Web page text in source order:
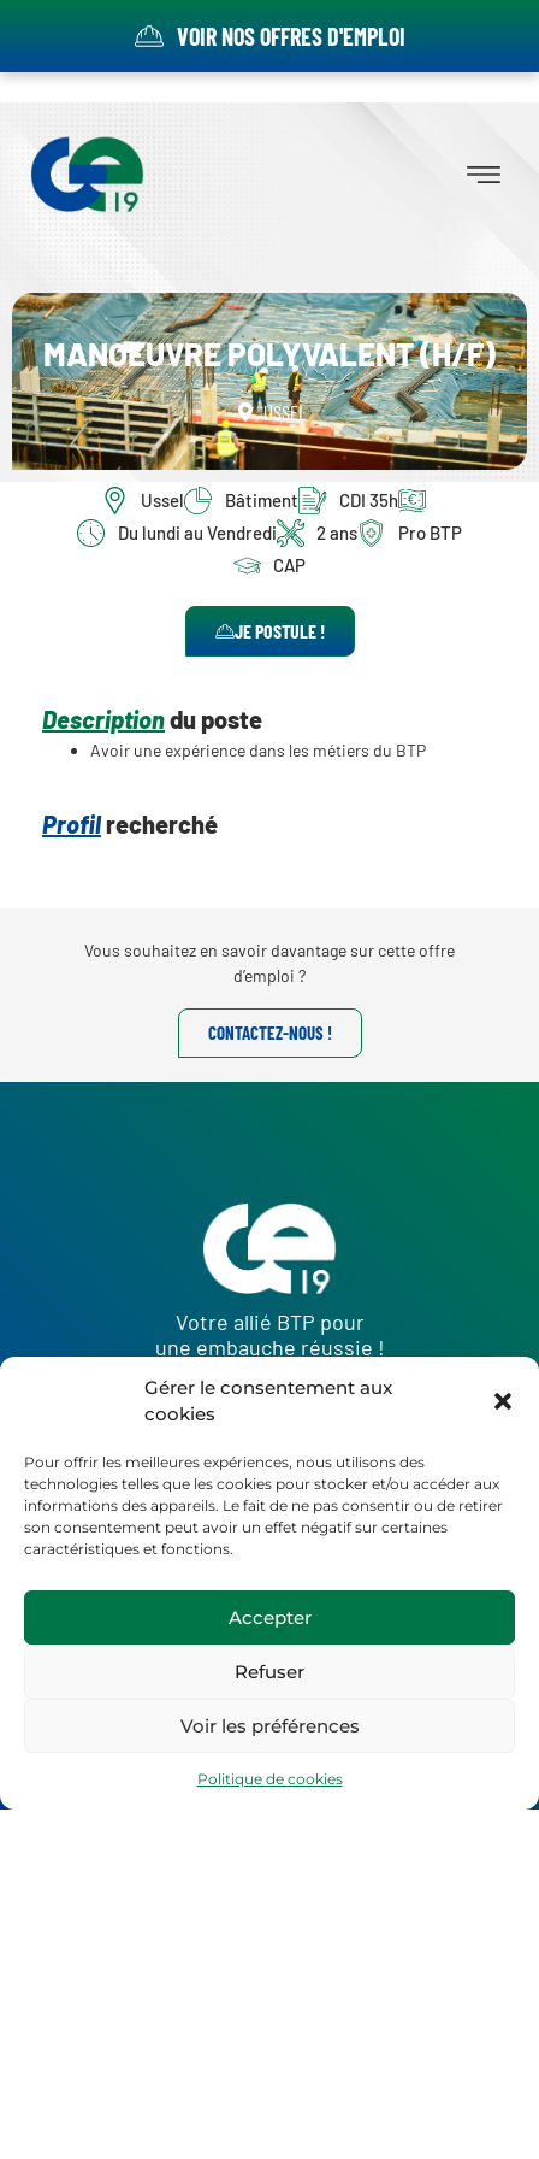
Gérer le consentement aux
cookies
Pour offrir les meilleures expériences, nous utilisons des
technologies telles que les cookies pour stocker et/ou accéder aux
informations des appareils. Le fait de ne pas consentir ou de retirer
son consentement peut avoir un effet négatif sur certaines
caractéristiques et fonctions.
Accepter
Refuser
Voir les préférences
Politique de cookies
VOIR NOS OFFRES D'EMPLOI
MANOEUVRE POLYVALENT (H/F)
USSEL
Ussel Bâtiment
CDI 35h
Du lundi au Vendredi
2 ans
Pro BTP
CAP
JE POSTULE !
Descriptiondu poste
Avoir une expérience dans les métiers du BTP
Profilrecherché
Vous souhaitez en savoir davantage sur cette offre
d’emploi ?
CONTACTEZ-NOUS !
Votre allié BTP pour
une embauche réussie !
06.71.03.20.08